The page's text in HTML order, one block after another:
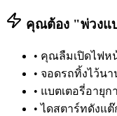
คุณต้อง "พ่วงแ
• คุณลืมเปิดไฟห
• จอดรถทิ้งไว้น
• แบตเตอรี่อายุก
•ไดสตาร์ทดังแต๊